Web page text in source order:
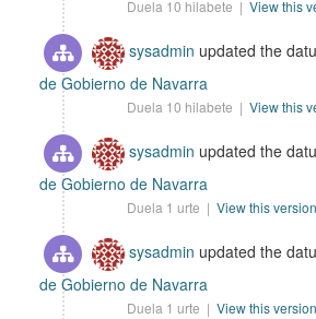
Duela 10 hilabete | View this
sysadmin updated the
de Gobierno de Navarra
Duela 10 hilabete | View this
sysadmin updated the
de Gobierno de Navarra
Duela 1 urte | View this version
sysadmin updated the
de Gobierno de Navarra
Duela 1 urte | View this version